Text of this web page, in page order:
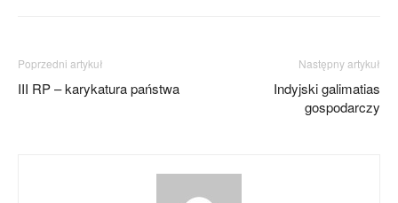
Poprzedni artykuł
III RP – karykatura państwa
Następny artykuł
Indyjski galimatias
gospodarczy